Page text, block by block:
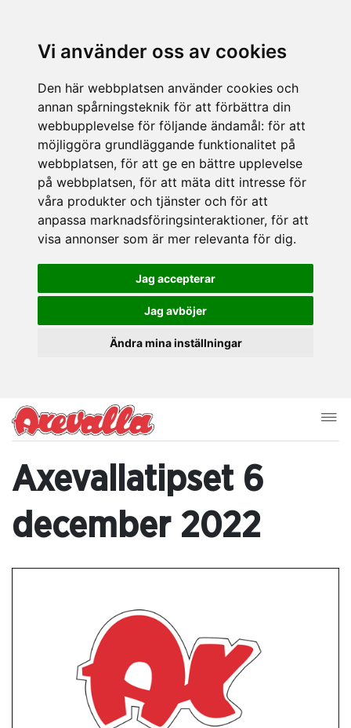
Vi använder oss av cookies
Den här webbplatsen använder cookies och
annan spårningsteknik för att förbättra din
webbupplevelse för följande ändamål: för att
möjliggöra grundläggande funktionalitet på
webbplatsen, för att ge en bättre upplevelse
på webbplatsen, för att mäta ditt intresse för
våra produkter och tjänster och för att
anpassa marknadsföringsinteraktioner, för att
visa annonser som är mer relevanta för dig.
Jag accepterar
Jag avböjer
Ändra mina inställningar
Axevallatipset 6
december 2022